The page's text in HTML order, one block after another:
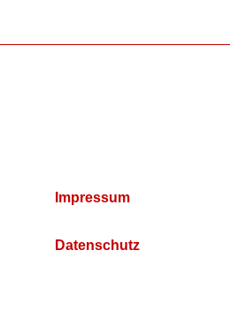
Impressum
Datenschutz